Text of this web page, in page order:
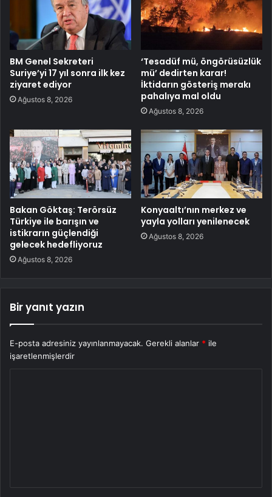
BM Genel Sekreteri
Suriye’yi 17 yıl sonra ilk kez
ziyaret ediyor
Ağustos 8, 2026
‘Tesadüf mü, öngörüsüzlük
mü’ dedirten karar!
İktidarın gösteriş merakı
pahalıya mal oldu
Ağustos 8, 2026
Bakan Göktaş: Terörsüz
Türkiye ile barışın ve
istikrarın güçlendiği
gelecek hedefliyoruz
Ağustos 8, 2026
Konyaaltı’nın merkez ve
yayla yolları yenilenecek
Ağustos 8, 2026
Bir yanıt yazın
E-posta adresiniz yayınlanmayacak. Gerekli alanlar * ile
işaretlenmişlerdir